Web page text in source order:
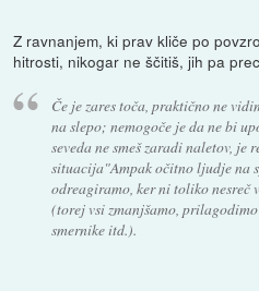
Z ravnanjem, ki prav kliče po
hitrosti, nikogar ne ščitiš, jih pa
Če je zares toča, praktično ne
na slepo; nemogoče je da ne bi
seveda ne smeš zaradi naletov, je
situacija"Ampak očitno ljudje na
odreagiramo, ker ni toliko nesreč
(torej vsi zmanjšamo,
smernike itd.).